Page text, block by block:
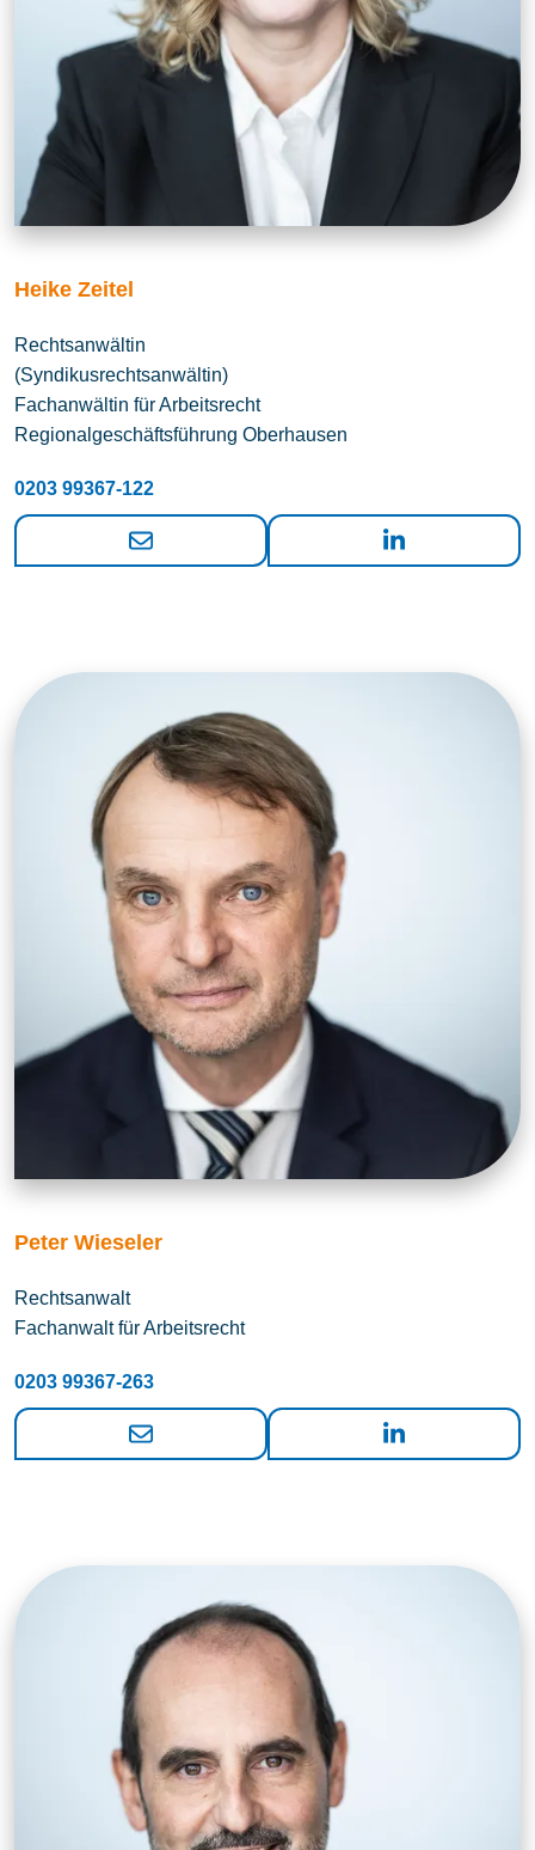
Heike Zeitel
Rechtsanwältin
(Syndikusrechtsanwältin)
Fachanwältin für Arbeitsrecht
Regionalgeschäftsführung Oberhausen
0203 99367-122
Peter Wieseler
Rechtsanwalt
Fachanwalt für Arbeitsrecht
0203 99367-263